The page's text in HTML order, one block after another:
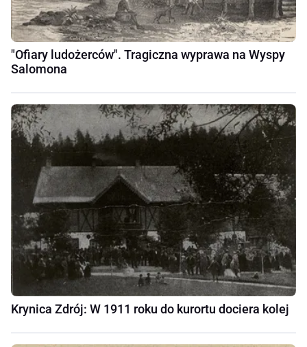
"Ofiary ludożerców". Tragiczna wyprawa na Wyspy
Salomona
Krynica Zdrój: W 1911 roku do kurortu dociera kolej